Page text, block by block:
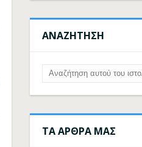
ΑΝΑΖΗΤΗΣΗ
ΤΑ ΑΡΘΡΑ ΜΑΣ